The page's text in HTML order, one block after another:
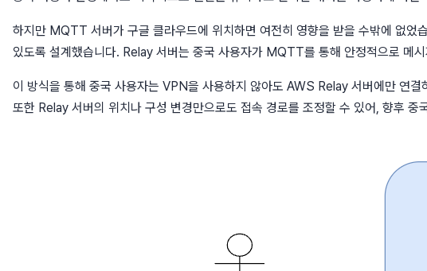
하지만 MQTT 서버가 구글 클라우드에 위치하면 여전히 영향을 받을 수밖에 없
있도록 설계했습니다. Relay 서버는 중국 사용자가 MQTT를 통해 안정적으로 메
이 방식을 통해 중국 사용자는 VPN을 사용하지 않아도 AWS Relay 서버에만 연
또한 Relay 서버의 위치나 구성 변경만으로도 접속 경로를 조정할 수 있어, 향후